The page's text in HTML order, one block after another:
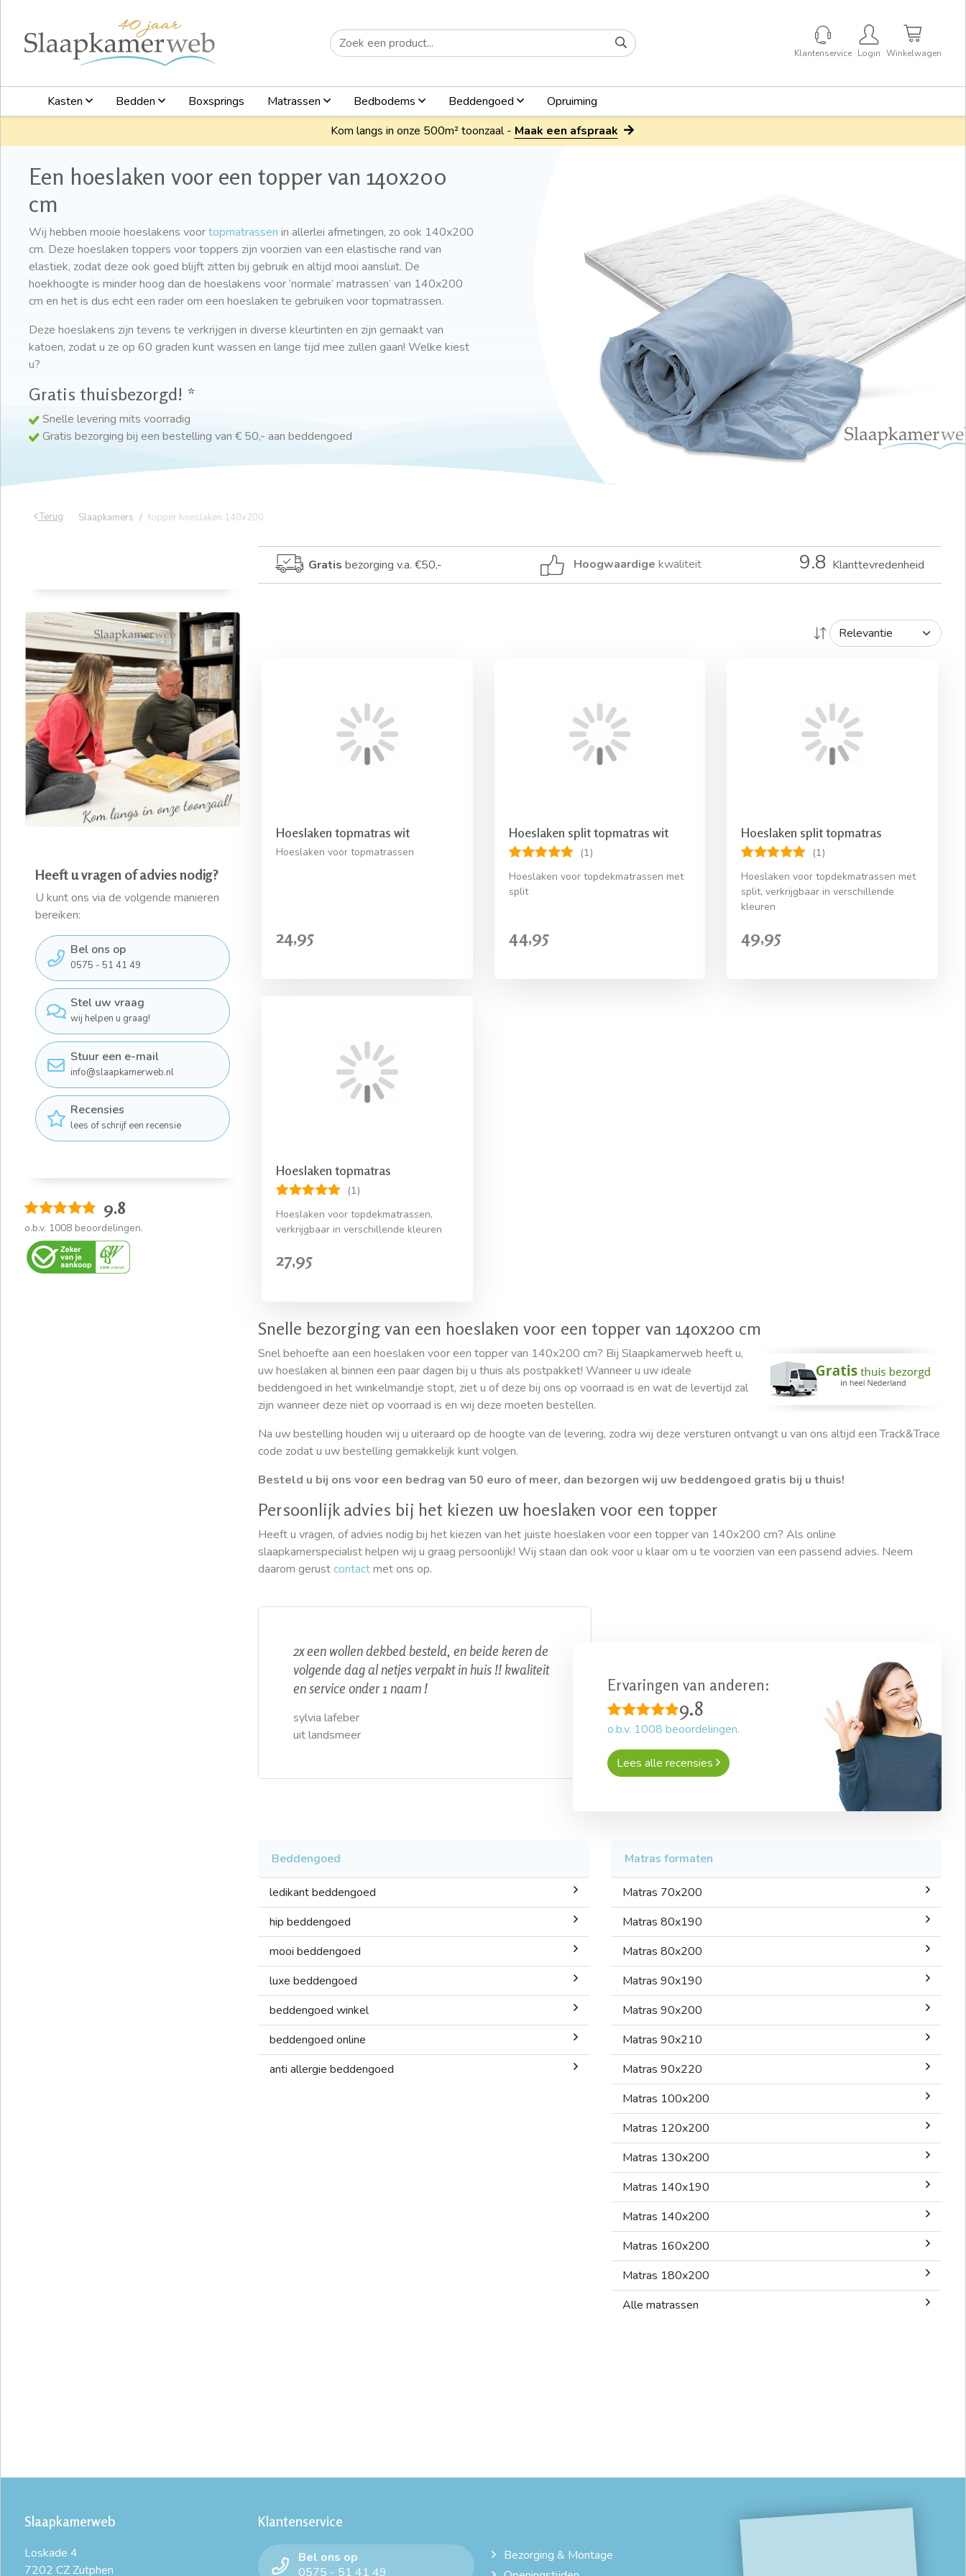
Klantenservice Login Winkelwagen
Kasten Bedden Boxsprings Matrassen Bedbodems Beddengoed
Opruiming
Kom langs in onze 500m² toonzaal - Maak een afspraak
Een hoeslaken voor een topper van 140x200
cm
Wij hebben mooie hoeslakens voortopmatrassen in allerlei afmetingen, zo ook 140x200
cm. Deze hoeslaken toppers voor toppers zijn voorzien van een elastische rand van
elastiek, zodat deze ook goed blijft zitten bij gebruik en altijd mooi aansluit. De
hoekhoogte is minder hoog dan de hoeslakens voor ‘normale’ matrassen’ van 140x200
cm en het is dus echt een rader om een hoeslaken te gebruiken voor topmatrassen.
Deze hoeslakens zijn tevens te verkrijgen in diverse kleurtinten en zijn gemaakt van
katoen, zodat u ze op 60 graden kunt wassen en lange tijd mee zullen gaan! Welke kiest
u?
Gratis thuisbezorgd! *
Snelle levering mits voorradig
Gratis bezorging bij een bestelling van € 50,- aan beddengoed
Terug Slaapkamers topper hoeslaken 140x200
Heeft u vragen of advies nodig?
U kunt ons via de volgende manieren
bereiken:
Bel ons op
0575 - 51 41 49
Stel uw vraag
wij helpen u graag!
Stuur een e-mail
info@slaapkamerweb.nl
Recensies
lees of schrijf een recensie
9.8
o.b.v. 1008 beoordelingen.
Gratis bezorging v.a. €50,- Hoogwaardige kwaliteit 9.8 Klanttevredenheid
Hoeslaken topmatras wit
Hoeslaken voor topmatrassen
24,95
Hoeslaken split topmatras wit
(1)
Hoeslaken voor topdekmatrassen met
split
44,95
Hoeslaken split topmatras
(1)
Hoeslaken voor topdekmatrassen met
split, verkrijgbaar in verschillende
kleuren
49,95
Hoeslaken topmatras
(1)
Hoeslaken voor topdekmatrassen,
verkrijgbaar in verschillende kleuren
27,95
Snelle bezorging van een hoeslaken voor een topper van 140x200 cm
Snel behoefte aan een hoeslaken voor een topper van 140x200 cm? Bij Slaapkamerweb heeft u,
uw hoeslaken al binnen een paar dagen bij u thuis als postpakket! Wanneer u uw ideale
beddengoed in het winkelmandje stopt, ziet u of deze bij ons op voorraad is en wat de levertijd zal
zijn wanneer deze niet op voorraad is en wij deze moeten bestellen.
Na uw bestelling houden wij u uiteraard op de hoogte van de levering, zodra wij deze versturen ontvangt u van ons altijd een Track&Trace
code zodat u uw bestelling gemakkelijk kunt volgen.
Besteld u bij ons voor een bedrag van 50 euro of meer, dan bezorgen wij uw beddengoed gratis bij u thuis!
Persoonlijk advies bij het kiezen uw hoeslaken voor een topper
Heeft u vragen, of advies nodig bij het kiezen van het juiste hoeslaken voor een topper van 140x200 cm? Als online
slaapkamerspecialist helpen wij u graag persoonlijk! Wij staan dan ook voor u klaar om u te voorzien van een passend advies. Neem
daarom gerustcontactmet ons op.
2x een wollen dekbed besteld, en beide keren de
volgende dag al netjes verpakt in huis !! kwaliteit
en service onder 1 naam !
sylvia lafeber
uit landsmeer
Ervaringen van anderen:
9.8
o.b.v. 1008 beoordelingen.
Lees alle recensies
Beddengoed
ledikant beddengoed
hip beddengoed
mooi beddengoed
luxe beddengoed
beddengoed winkel
beddengoed online
anti allergie beddengoed
Matras formaten
Matras 70x200
Matras 80x190
Matras 80x200
Matras 90x190
Matras 90x200
Matras 90x210
Matras 90x220
Matras 100x200
Matras 120x200
Matras 130x200
Matras 140x190
Matras 140x200
Matras 160x200
Matras 180x200
Alle matrassen
Slaapkamerweb
Loskade 4
7202 CZ Zutphen
Klantenservice
Bel ons op
0575 - 51 41 49
Bezorging & Montage